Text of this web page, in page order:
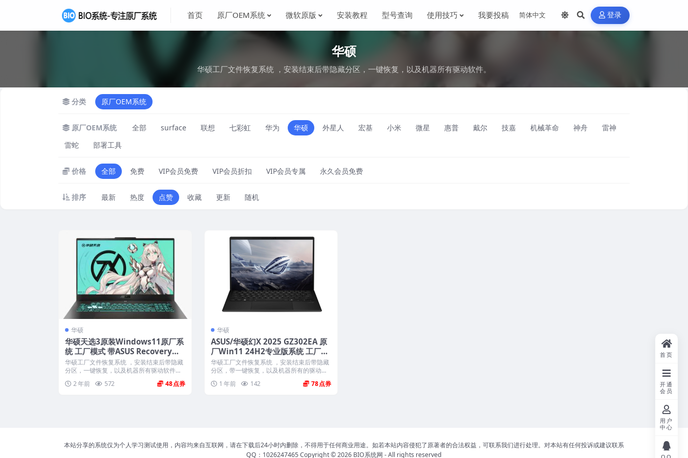
首页 原厂OEM系统 微软原版 安装教程 型号查询 使用技巧 我要投稿 登录
华硕
华硕工厂文件恢复系统 ，安装结束后带隐藏分区，一键恢复，以及机器所有驱动软件。
分类 原厂OEM系统
原厂OEM系统 全部 surface 联想 七彩虹 华为 华硕 外星人 宏基 小米 微星 惠普 戴尔 技嘉 机械革命 神舟
雷神
雷蛇
部署工具
价格 全部 免费 VIP会员免费 VIP会员折扣 VIP会员专属 永久会员免费
排序 最新 热度 点赞 收藏 更新 随机
华硕
华硕天选3原装Windows11原厂系
统 工厂模式 带ASUS Recovery恢
复功能
华硕工厂文件恢复系统 ，安装结束后带隐藏
分区，一键恢复，以及机器所有驱动软件。
2 年前 572 48
华硕
ASUS/华硕幻X 2025 GZ302EA 原
厂Win11 24H2专业版系统 工厂文
件 带ASUS Recovery恢复
华硕工厂文件恢复系统 ，安装结束后带隐藏
分区，带一键恢复，以及机器所有的驱动和
1 年前 142 78
本站分享的系统仅为个人学习测试使用，内容均来自互联网，请在下载后24小时内删除，不得用于任何商业用途。如若本站内容侵犯了原著者的合法权益，可联系我们进行处理。对本站有任何投诉或建议联系
QQ：1026247465 Copyright © 2026 BIO系统网 - All rights reserved
首页
开通
会员
用户
中心